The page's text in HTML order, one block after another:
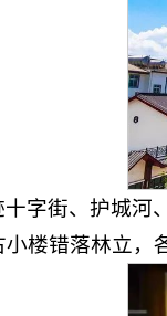
字街、护城河
楼错落林立，